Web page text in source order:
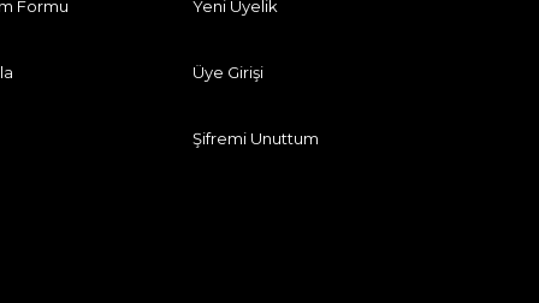
Formu Yeni Üyelik
Üye Girişi
Şifremi Unuttum